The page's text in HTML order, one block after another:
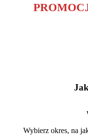
Wybierz okres, na